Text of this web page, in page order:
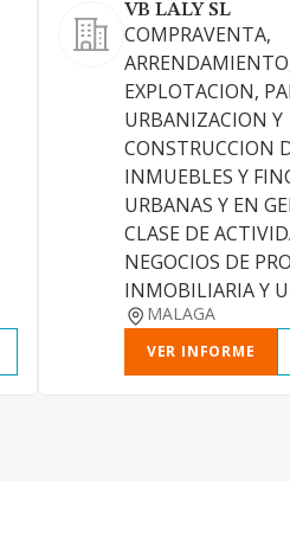
VB LALY SL
COMPRAVENTA,
EXPLOTACION,
URBANIZACION Y
CONSTRUCCION
INMUEBLES Y
URBANAS Y EN
CLASE DE
NEGOCIOS DE
INMOBILIARIA Y
MALAGA
VER INFORME